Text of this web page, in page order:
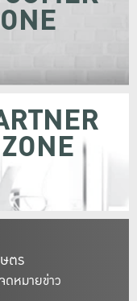
ตร
หมายข่าว
ZONE